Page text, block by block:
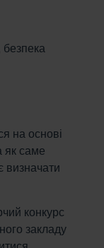
безпека
на основі
як саме
визначати
конкурс
закладу